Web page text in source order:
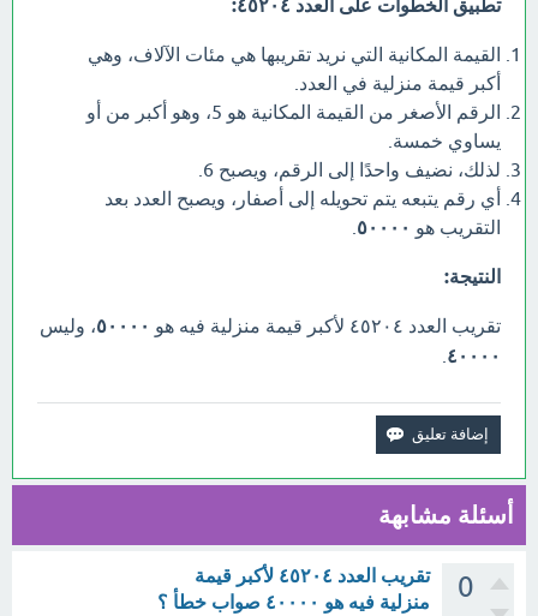
تطبيق الخطوات على العدد ٤٥٢٠٤:
القيمة المكانية التي نريد تقريبها هي مئات الآلاف، وهي
أكبر قيمة منزلية في العدد.
الرقم الأصغر من القيمة المكانية هو 5، وهو أكبر من أو
يساوي خمسة.
لذلك، نضيف واحدًا إلى الرقم، ويصبح 6.
أي رقم يتبعه يتم تحويله إلى أصفار، ويصبح العدد بعد
التقريب هو ٥٠٠٠٠
النتيجة:
تقريب العدد ٤٥٢٠٤ لأكبر قيمة منزلية فيه هو ٥٠٠٠٠، وليس
٤٠٠٠٠
أسئلة مشابهة
0
تقريب العدد ٤٥٢٠٤ لأكبر قيمة
منزلية فيه هو ٤٠٠٠٠ صواب خطأ ؟